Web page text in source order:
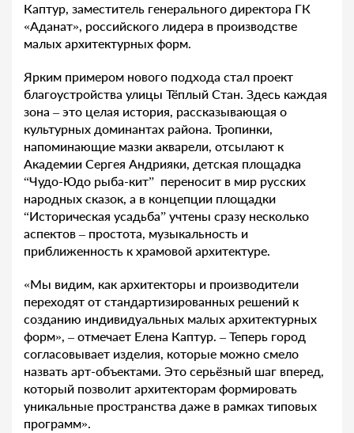
Каптур, заместитель генерального директора ГК
«Аданат», российского лидера в производстве
малых архитектурных форм.
Ярким примером нового подхода стал проект
благоустройства улицы Тёплый Стан. Здесь каждая
зона – это целая история, рассказывающая о
культурных доминантах района. Тропинки,
напоминающие мазки акварели, отсылают к
Академии Сергея Андрияки, детская площадка
“Чудо-Юдо рыба-кит” переносит в мир русских
народных сказок, а в концепции площадки
“Историческая усадьба” учтены сразу несколько
аспектов – простота, музыкальность и
приближенность к храмовой архитектуре.
«Мы видим, как архитекторы и производители
переходят от стандартизированных решений к
созданию индивидуальных малых архитектурных
форм», – отмечает Елена Каптур. – Теперь город
согласовывает изделия, которые можно смело
назвать арт-объектами. Это серьёзный шаг вперед,
который позволит архитекторам формировать
уникальные пространства даже в рамках типовых
программ».